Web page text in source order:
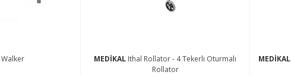
Walker MEDİKAL Ithal Rollator - 4 Tekerli Oturmalı
Rollator
MEDİKAL